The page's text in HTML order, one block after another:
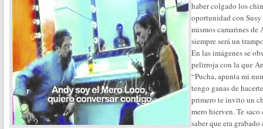
haber colgado los
oportunidad con
mismos camarines de
siempre será un
En las imágenes se
pelirroja con la que
“Pucha, apunta mi
tengo ganas de
primero te invito un
mero hierven. Te
saber que era